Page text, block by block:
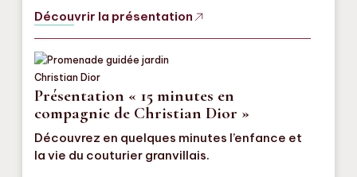
Découvrir la présentation
Présentation « 15 minutes en
compagnie de Christian Dior »
Découvrez en quelques minutes l’enfance et
la vie du couturier granvillais.